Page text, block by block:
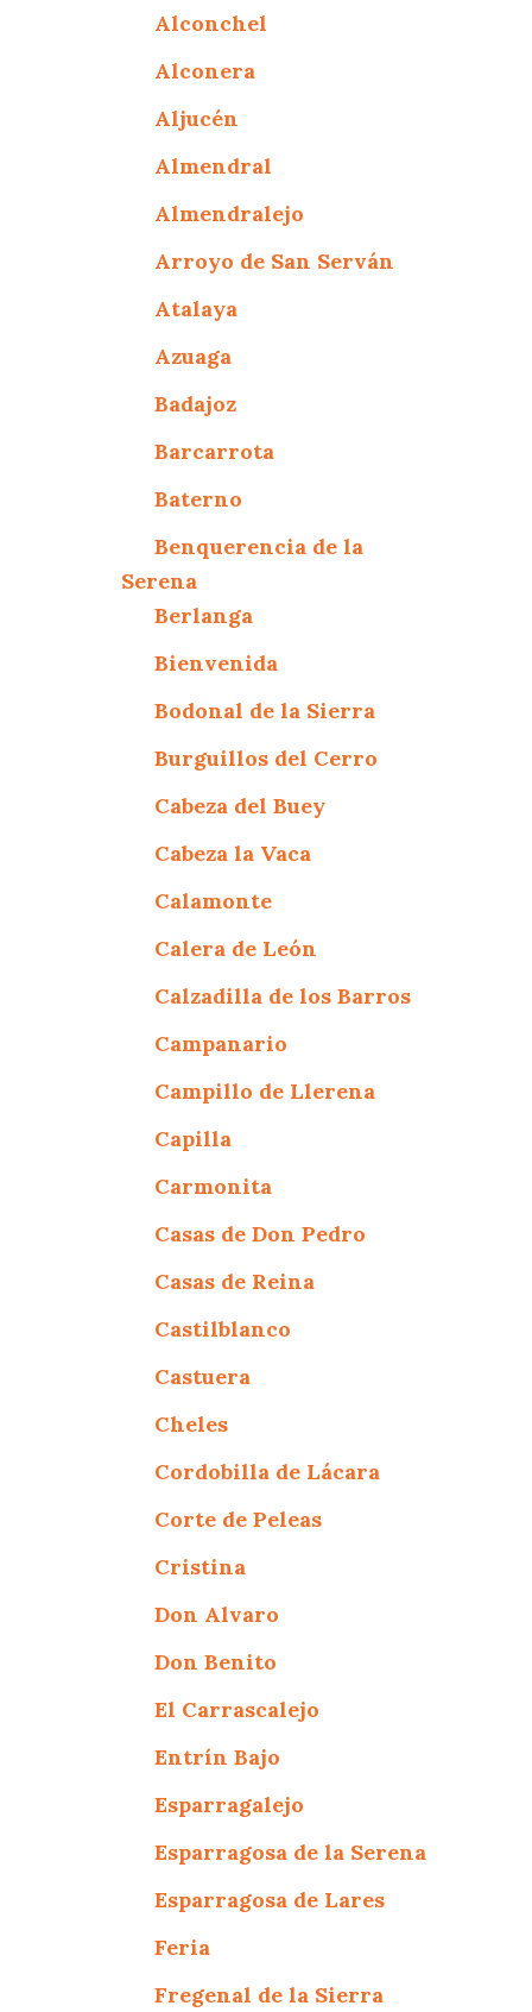
Alconchel
Alconera
Aljucén
Almendral
Almendralejo
Arroyo de San Serván
Atalaya
Azuaga
Badajoz
Barcarrota
Baterno
Benquerencia de la
Serena
Berlanga
Bienvenida
Bodonal de la Sierra
Burguillos del Cerro
Cabeza del Buey
Cabeza la Vaca
Calamonte
Calera de León
Calzadilla de los Barros
Campanario
Campillo de Llerena
Capilla
Carmonita
Casas de Don Pedro
Casas de Reina
Castilblanco
Castuera
Cheles
Cordobilla de Lácara
Corte de Peleas
Cristina
Don Alvaro
Don Benito
El Carrascalejo
Entrín Bajo
Esparragalejo
Esparragosa de la Serena
Esparragosa de Lares
Feria
Fregenal de la Sierra